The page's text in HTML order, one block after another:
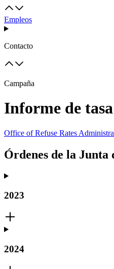
Empleos
Contacto
Campaña
Informe de
Office of Refuse Rates
Órdenes de la Junta
2023
2024